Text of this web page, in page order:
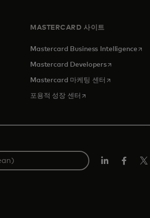
MASTERCARD 사이트
Mastercard Business Intelligence새
Mastercard Developers새 탭에서 열림
Mastercard 마케팅 센터 새 탭에서 열림
포용적 성장 센터 새 탭에서 열림